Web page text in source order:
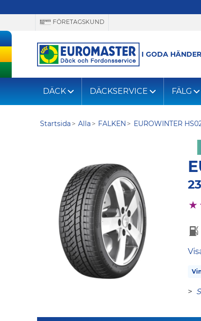
FÖRETAGSKUND
I GODA
DÄCK DÄCKSERVICE FÄLG
Startsida Alla FALKEN EUROWINTER
>